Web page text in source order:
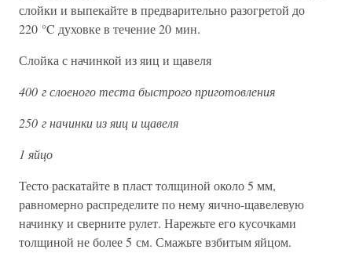
слойки и выпекайте в предварительно разогретой до
220 °C духовке в течение 20 мин.
Слойка с начинкой из яиц и щавеля
400 г слоеного теста быстрого приготовления
250 г начинки из яиц и щавеля
1 яйцо
Тесто раскатайте в пласт толщиной около 5 мм,
равномерно распределите по нему яично-щавелевую
начинку и сверните рулет. Нарежьте его кусочками
толщиной не более 5 см. Смажьте взбитым яйцом.